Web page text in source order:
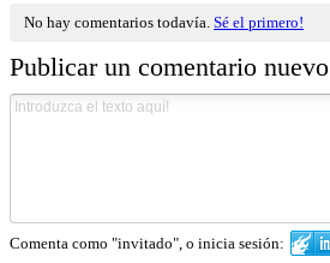
No hay comentarios todavía. Sé el primero!
Publicar un comentario nuevo
Comenta como "invitado", o inicia sesión: